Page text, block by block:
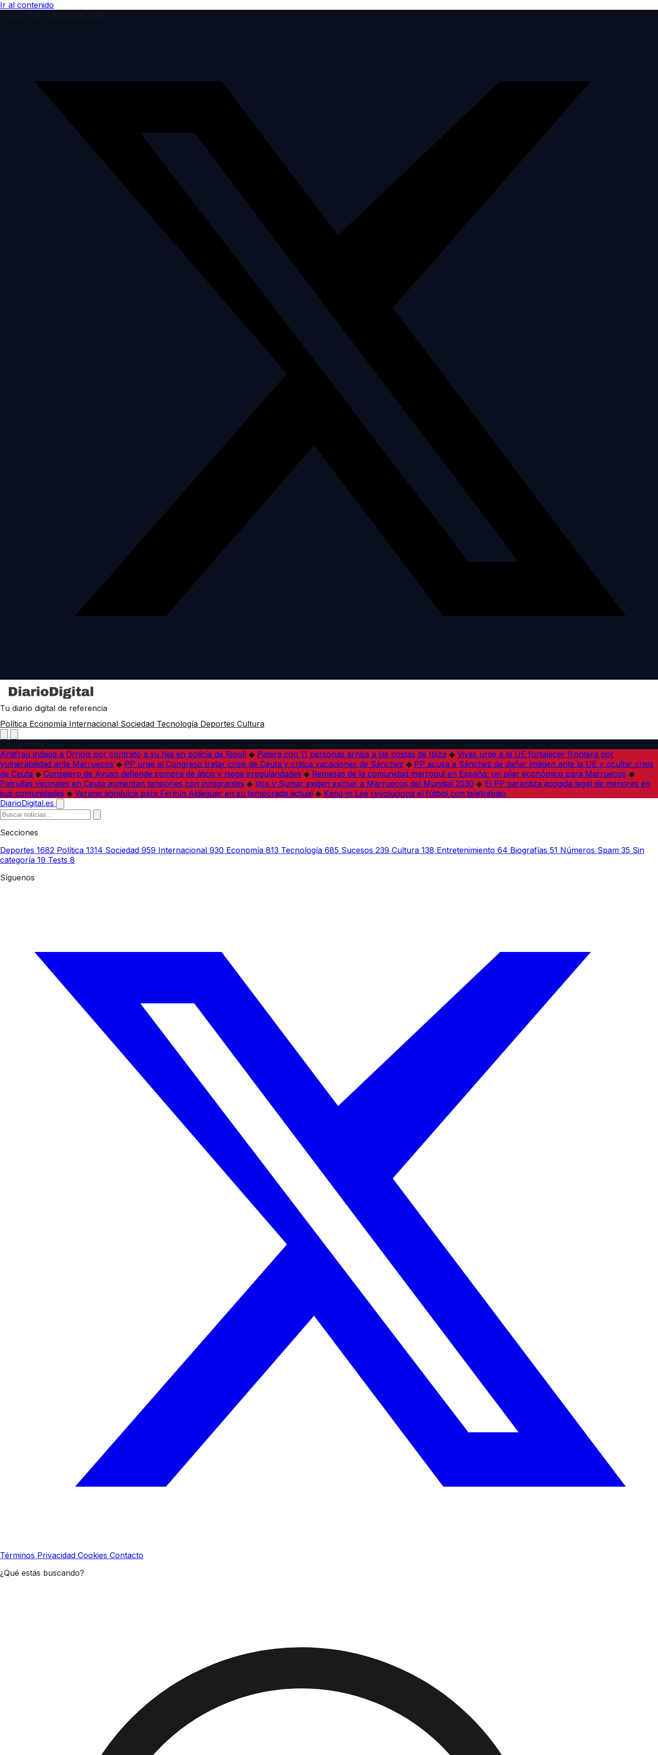
Ir al contenido
Tu diario digital de referencia
Política Economía Internacional Sociedad Tecnología Deportes Cultura
Antifrau indaga a Orriols por contrato a su hija en policía de Ripoll ◆ Patera con 11 personas arriba a las costas de Ibiza ◆ Vivas urge a la UE fortalecer frontera por
vulnerabilidad ante Marruecos ◆ PP urge al Congreso tratar crisis de Ceuta y critica vacaciones de Sánchez ◆ PP acusa a Sánchez de dañar imagen ante la UE y ocultar crisis
de Ceuta ◆ Consejero de Ayuso defiende compra de ático y niega irregularidades ◆ Remesas de la comunidad marroquí en España: un pilar económico para Marruecos ◆
Patrullas vecinales en Ceuta aumentan tensiones con inmigrantes ◆ Vox y Sumar exigen excluir a Marruecos del Mundial 2030 ◆ El PP garantiza acogida legal de menores en
sus comunidades ◆ Verano agridulce para Fermín Aldeguer en su temporada actual ◆ Kang-in Lee revoluciona el fútbol con teletrabajo
DiarioDigital.es
Secciones
Deportes 1682 Política 1314 Sociedad 959 Internacional 930 Economía 813 Tecnología 685 Sucesos 239 Cultura 138 Entretenimiento 64 Biografías 51 Números Spam 35 Sin
categoría 19 Tests 8
Síguenos
Términos Privacidad Cookies Contacto
¿Qué estás buscando?